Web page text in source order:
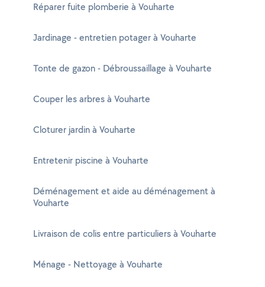
Réparer fuite plomberie à Vouharte
Jardinage - entretien potager à Vouharte
Tonte de gazon - Débroussaillage à Vouharte
Couper les arbres à Vouharte
Cloturer jardin à Vouharte
Entretenir piscine à Vouharte
Déménagement et aide au déménagement à
Vouharte
Livraison de colis entre particuliers à Vouharte
Ménage - Nettoyage à Vouharte